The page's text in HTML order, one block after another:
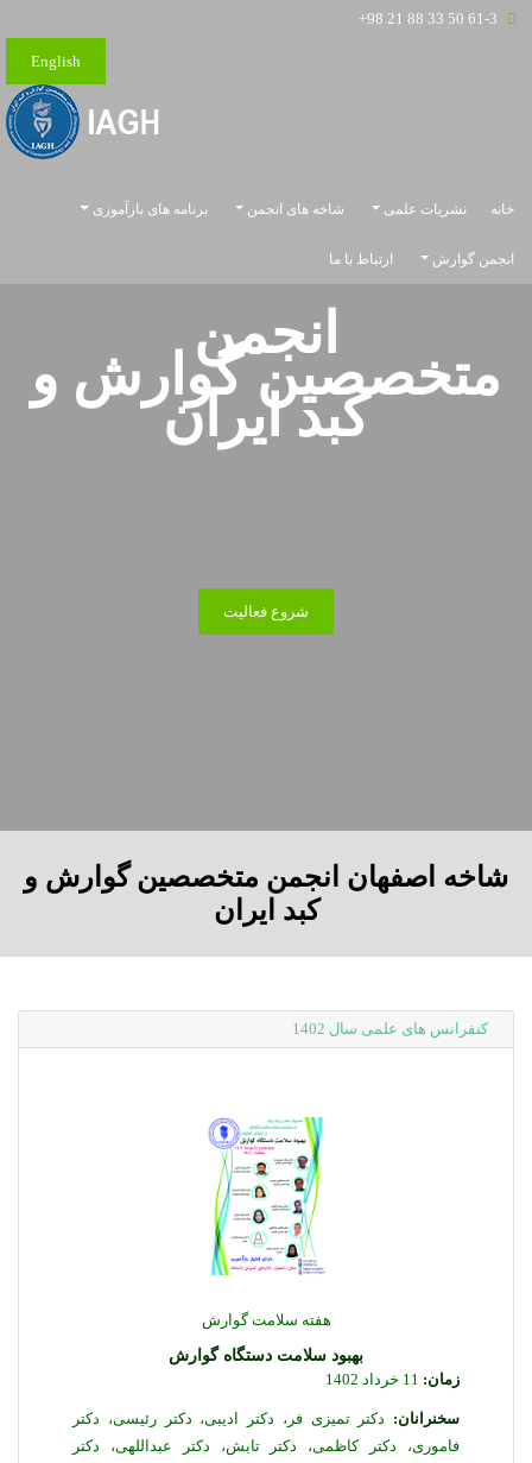
+98 21 88 33 50 61-3
English
خانه نشریات علمی شاخه های انجمن برنامه های بازآموزی
انجمن گوارش ارتباط با ما
انجمن
متخصصینگوارش و
کبد ایران
شروع فعالیت
شاخه اصفهان انجمن متخصصین گوارش و
کبد ایران
کنفرانس های علمی سال 1402
هفته سلامت گوارش
بهبود سلامت دستگاه گوارش
زمان: 11 خرداد 1402
سخنرانان: دکتر تمیزی فر، دکتر ادیبی، دکتر رئیسی، دکتر
فاموری، دکتر کاظمی، دکتر تابش، دکتر عبداللهی، دکتر